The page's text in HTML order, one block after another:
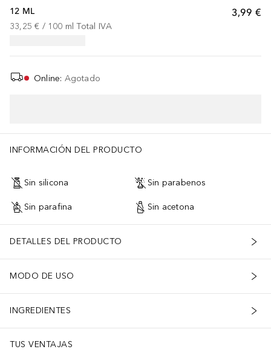
3,99 €
12 ML
33,25 € / 100 ml Total IVA
Online: Agotado
INFORMACIÓN DEL PRODUCTO
Sin silicona Sin parabenos
Sin parafina Sin acetona
DETALLES DEL PRODUCTO
MODO DE USO
INGREDIENTES
TUS VENTAJAS